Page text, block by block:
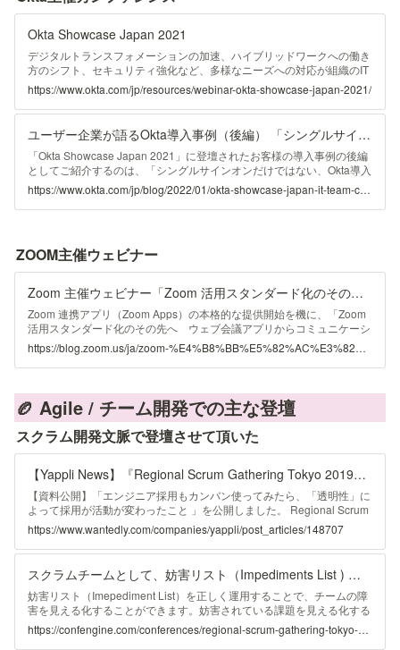
期間で成功裏に移行を終えられました。 移行を成功に導くため、どの
の移行を実現したのか。MDM移行で検討すべき事項の全てをご紹介い
ただきます。移行中に発生したエラーへの対応や、プロジェクト管理の
観点で抑えたポイントも含めて、率直なお話を伺います。 このような
方におすすめのウェビナーです： ・Jamf NowとJamf Proの機能やユー
スケースの違いを知りたい ・実際にJamf Nowをご活用中で、Jamf Pro
の移行を検討している ・MDMの導入や移行時に行う要件定義やプロジ
ェクト管理のポイントを学びたい ゲスト講師 株式会社プレイド： 「デ
ータによって人の価値を最大化する」をミッションに、CX（顧客体
験）プラットフォーム「KARTE」を運営する株式会社プレイド。SaaS
事業が急成長を続け、2017年9月期から2020年9月期の3年間の売上高
の年平均成長率は70％超、2020年12月には東証マザーズに上場されま
した。 入力いただいた情報は、Jamf および Jamf のパートナー企業か
らの電話、Eメール、郵送物などにより、Jamf のサービス、イベント・
扱います。個人情報の利用は、各案内でお知らせする手順に従って停止
することができます。
Okta Showcase Japan 2021
デジタルトランスフォメーションの加速、ハイブリッドワークへの働き
方のシフト、セキュリティ強化など、多様なニーズへの対応が組織のIT
部門に求められるなか、「アイデンティティ・アクセス管理」は、デジ
タルエクスペリエンスの「入り口」から「メインでフォーカスするべき
ポイント」へと役割を大きく変え、その重要性は高まり続けています。
Oktaは、今年5月にAuth０をOktaの一員として新たに迎え、デジタルア
イデンティティ領域において、両社でお客様にご支援できる幅が広がっ
ています。 本イベントではOkta新製品のご案内に加え、Oktaをご利用
いただいている株式会社NTTデータ 技術革新統括本部 システム技術本
部 セキュリティ技術部長 本城啓史様および株式会社プレイド IT Team
Corp. Engineer 梶原成親様より「Okta導入事例」をご講演いただき、
特別講演では特定非営利活動法人CIO Lounge 理事長（元・ヤンマー 取
代表取締役社長 渡邉崇 Auth0株式会社 カントリーマネージャー 大
須賀利一 Okta新製品アップデート Okta Japan株式会社 シニア ソリュ
ーション エンジニア 井坂 源樹 Oktaお客様導入事例 NTTデータがグロ
ーバルで導入したゼロトラストセキュリティ 株式会社NTTデータ 技術
革新統括本部 システム技術本部 セキュリティ技術部長 本城 啓史
様 Oktaお客様導入事例 シングルサインオンだけではない、Okta導入に
よる大きな変化 株式会社プレイド IT Team Corp. Engineer 梶原成親
様 特別講演 「これからの経営を支えるＩＴ／デジタル化の推進」 ～
急速な社会変化の中、経営者とＣＩＯが果たすべき役割 ～ 特定非営
Japan株式会社 代表取締役社長 渡邉崇
https://www.okta.com/jp/resources/webinar-okta-showcase-japan-2021/
ユーザー企業が語るOkta導入事例（後編） 「シングルサインオンだけではない、Okta導入による大きな変化」
「Okta Showcase Japan 2021」に登壇されたお客様の導入事例の後編
としてご紹介するのは、「シングルサインオンだけではない、Okta導入
による大きな変化」と題して、株式会社プレイドのIT Team Corp.
Engineerの梶原 成親氏が語った事例です。 ...
https://www.okta.com/jp/blog/2022/01/okta-showcase-japan-it-team-corp-engineer/
ZOOM主催ウェビナー
Zoom 主催ウェビナー「Zoom 活用スタンダード化のその先へ ウェブ会議アプリからコミュニケーションプラットフォームへと進化を遂げた Zoom の現在と未来」レポート
Zoom 連携アプリ（Zoom Apps）の本格的な提供開始を機に、「Zoom
活用スタンダード化のその先へ ウェブ会議アプリからコミュニケーシ
ョンプラットフォームへと進化を遂げた Zoom の現在と未来」というテ
ーマのもと、ウェビナーを開催しました。本ブログでは、同ウェビナー
の三つのセッション内容をご紹介します。 セッション 1. Zoom のプラ
https://blog.zoom.us/ja/zoom-%E4%B8%BB%E5%82%AC%E3%82%A6%E3%82%A7%E3%83%93%E3%83%8A%E3%83%BC%E3%80%8Czoom-%E6%B4%BB%E7%94%A8%E3%82%B9%E3%82%BF%E3%83%B3%E3%83%80%E3%83%BC%E3%83%89%E5%8C%96%E3%81%AE%E3%81%9D%E3%81%AE%E5%85%88/
🏉 Agile / チーム開発での主な登壇
スクラム開発文脈で登壇させて頂いた
【Yappli News】『Regional Scrum Gathering Tokyo 2019』に登壇します！ | 株式会社ヤプリ
【資料公開】「エンジニア採用もカンバン使ってみたら、「透明性」に
よって採用が活動が変わったこと 」を公開しました。 Regional Scrum
Gathering Tokyo 2019 にて、アジャイル人事の文脈で登壇してきまし
た。その資料を公開させていただきます。 「透明性」を高くして、共
感を得ることに成功すると、"人は十分な情報があれば、本来自律的に
動くことができます。" 誰かの参考になれば幸いです。 Twitterのまとめ
Scrum ... https://medium.com/kajinari/agile-recruiting-bc372cd83439
https://www.wantedly.com/companies/yappli/post_articles/148707
スクラムチームとして、妨害リスト（Impediments List ) を運用して見えてきた課題解決方法 - Regiona
妨害リスト（Imepediment List）を正しく運用することで、チームの障
害を見える化することができます。妨害されている課題を見える化する
ことによって、初めてチームが自律的に課題解決に対して目を向ける事
ができるように、振る舞いが変わってきます。 スクラムマスターとし
https://confengine.com/conferences/regional-scrum-gathering-tokyo-2018/proposal/5127/impediments-list